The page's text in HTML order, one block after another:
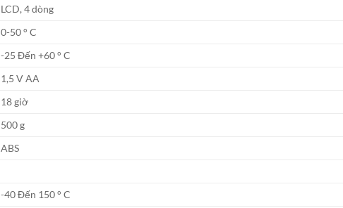
LCD, 4 dòng
0-50 ° C
-25 Đến +60 ° C
1,5 V AA
18 giờ
500 g
ABS
-40 Đến 150 ° C